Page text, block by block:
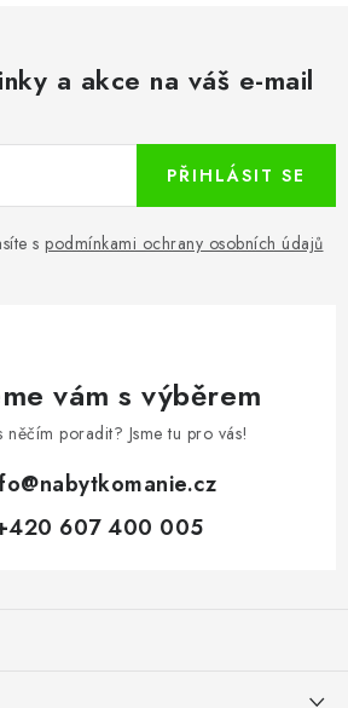
a akce na váš e-mail
s podmínkami ochrany osobních údajů
PŘIHLÁSIT SE
vám s výběrem
něčím poradit? Jsme tu pro vás!
@nabytkomanie.cz
607 400 005